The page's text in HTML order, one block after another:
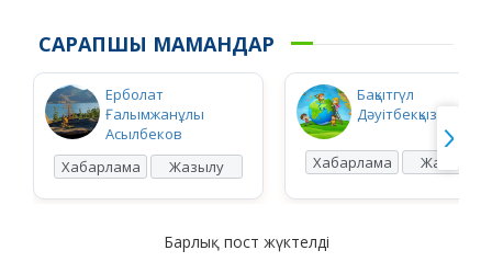
САРАПШЫ МАМАНДАР
Ерболат
Ғалымжанұлы
Асылбеков
Хабарлама
Жазылу
Бақытгүл
Дәуітбекқызы Ысқақ
Хабарлама Жазылу
Барлық пост жүктелді